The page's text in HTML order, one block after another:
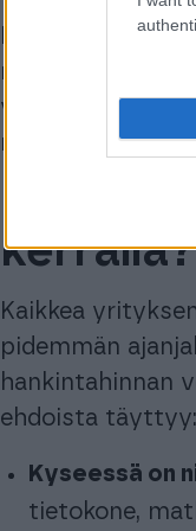
Näin yrityksen
realistisempi
yhden tilikauden
myös tuloksesta
Milloin
kerralla?
Kaikkea
pidemmän
hankintahinnan
ehdoista täyttyy:
Kyseessä on
tietokone,